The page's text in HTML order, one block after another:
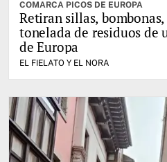
COMARCA PICOS DE EUROPA
Retiran sillas,
tonelada de residuos de
de Europa
EL FIELATO Y EL NORA